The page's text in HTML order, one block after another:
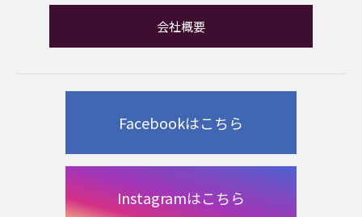
会社概要
Facebookはこちら
Instagramはこちら